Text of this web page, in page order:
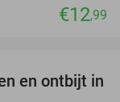
€12,99
41%
en ontbijt in